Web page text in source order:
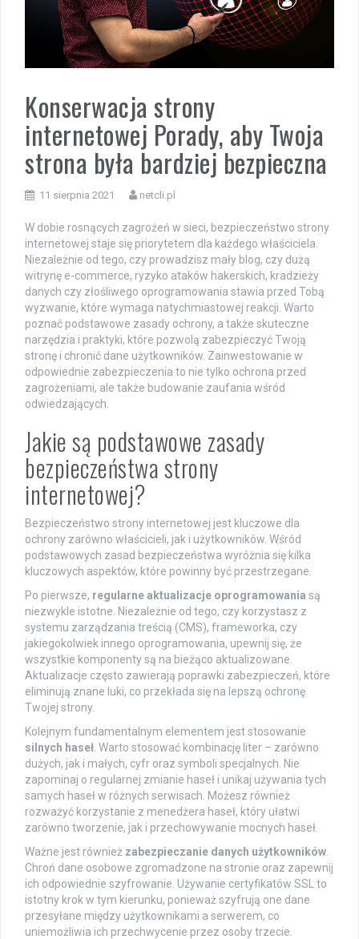
Konserwacja strony
internetowej Porady, aby Twoja
strona była bardziej bezpieczna
11 sierpnia 2021 netcli.pl
W dobie rosnących zagrożeń w sieci, bezpieczeństwo strony
internetowej staje się priorytetem dla każdego właściciela.
Niezależnie od tego, czy prowadzisz mały blog, czy dużą
witrynę e-commerce, ryzyko ataków hakerskich, kradzieży
danych czy złośliwego oprogramowania stawia przed Tobą
wyzwanie, które wymaga natychmiastowej reakcji. Warto
poznać podstawowe zasady ochrony, a także skuteczne
narzędzia i praktyki, które pozwolą zabezpieczyć Twoją
stronę i chronić dane użytkowników. Zainwestowanie w
odpowiednie zabezpieczenia to nie tylko ochrona przed
zagrożeniami, ale także budowanie zaufania wśród
odwiedzających.
Jakie są podstawowe zasady
bezpieczeństwa strony
internetowej?
Bezpieczeństwo strony internetowej jest kluczowe dla
ochrony zarówno właścicieli, jak i użytkowników. Wśród
podstawowych zasad bezpieczeństwa wyróżnia się kilka
kluczowych aspektów, które powinny być przestrzegane.
Po pierwsze, regularne aktualizacje oprogramowania są
niezwykle istotne. Niezależnie od tego, czy korzystasz z
systemu zarządzania treścią (CMS), frameworka, czy
jakiegokolwiek innego oprogramowania, upewnij się, że
wszystkie komponenty są na bieżąco aktualizowane.
Aktualizacje często zawierają poprawki zabezpieczeń, które
eliminują znane luki, co przekłada się na lepszą ochronę
Twojej strony.
Kolejnym fundamentalnym elementem jest stosowanie
silnych haseł . Warto stosować kombinację liter – zarówno
dużych, jak i małych, cyfr oraz symboli specjalnych. Nie
zapominaj o regularnej zmianie haseł i unikaj używania tych
samych haseł w różnych serwisach. Możesz również
rozważyć korzystanie z menedżera haseł, który ułatwi
zarówno tworzenie, jak i przechowywanie mocnych haseł.
Ważne jest również zabezpieczanie danych użytkowników
Chroń dane osobowe zgromadzone na stronie oraz zapewnij
ich odpowiednie szyfrowanie. Używanie certyfikatów SSL to
istotny krok w tym kierunku, ponieważ szyfrują one dane
przesyłane między użytkownikami a serwerem, co
uniemożliwia ich przechwycenie przez osoby trzecie.